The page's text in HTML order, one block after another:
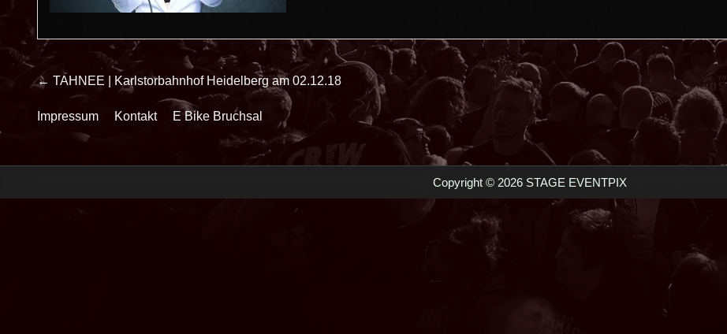
Beitrags-
Navigation
← TAHNEE | Karlstorbahnhof Heidelberg am 02.12.18
Impressum Kontakt E Bike Bruchsal
Copyright © 2026 STAGE EVENTPIX